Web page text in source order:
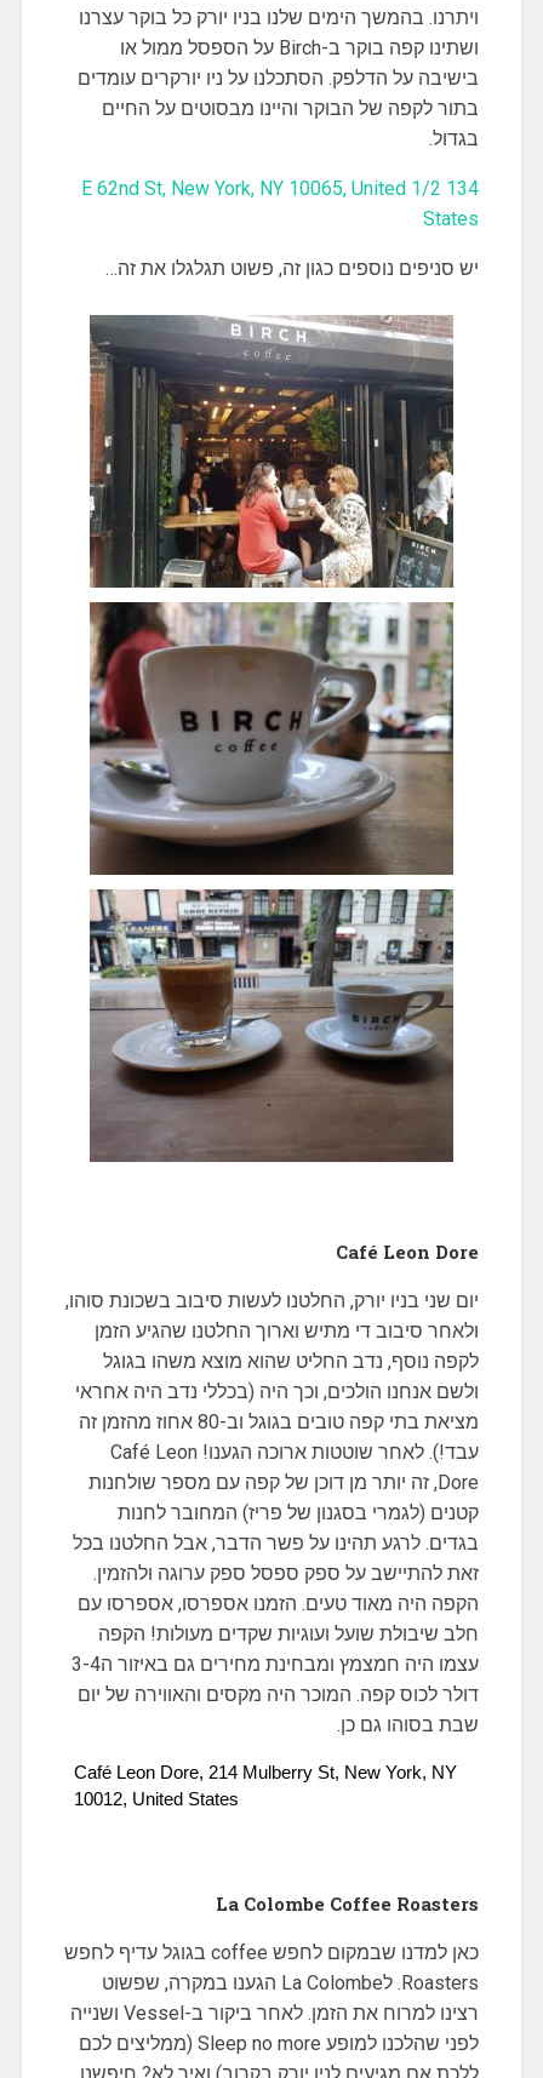
ויתרנו. בהמשך הימים שלנו בניו יורק כל בוקר עצרנו
ושתינו קפה בוקר ב-Birch על הספסל ממול או
בישיבה על הדלפק. הסתכלנו על ניו יורקרים עומדים
בתור לקפה של הבוקר והיינו מבסוטים על החיים
בגדול.
134 1/2 E 62nd St, New York, NY 10065, United
States
יש סניפים נוספים כגון זה, פשוט תגלגלו את זה…
Café Leon Dore
יום שני בניו יורק, החלטנו לעשות סיבוב בשכונת סוהו,
ולאחר סיבוב די מתיש וארוך החלטנו שהגיע הזמן
לקפה נוסף, נדב החליט שהוא מוצא משהו בגוגל
ולשם אנחנו הולכים, וכך היה (בכללי נדב היה אחראי
מציאת בתי קפה טובים בגוגל וב-80 אחוז מהזמן זה
עבד!). לאחר שוטטות ארוכה הגענו! Café Leon
Dore, זה יותר מן דוכן של קפה עם מספר שולחנות
קטנים (לגמרי בסגנון של פריז) המחובר לחנות
בגדים. לרגע תהינו על פשר הדבר, אבל החלטנו בכל
זאת להתיישב על ספק ספסל ספק ערוגה ולהזמין.
הקפה היה מאוד טעים. הזמנו אספרסו, אספרסו עם
חלב שיבולת שועל ועוגיות שקדים מעולות! הקפה
עצמו היה חמצמץ ומבחינת מחירים גם באיזור ה3-4
דולר לכוס קפה. המוכר היה מקסים והאווירה של יום
שבת בסוהו גם כן.
Café Leon Dore, 214 Mulberry St, New York, NY
10012, United States
La Colombe Coffee Roasters
כאן למדנו שבמקום לחפש coffee בגוגל עדיף לחפש
Roasters. לLa Colombe הגענו במקרה, שפשוט
רצינו למרוח את הזמן. לאחר ביקור ב-Vessel ושנייה
לפני שהלכנו למופע Sleep no more (ממליצים לכם
ללכת אם מגיעים לניו יורק בקרוב) ואיך לא? חיפשנו